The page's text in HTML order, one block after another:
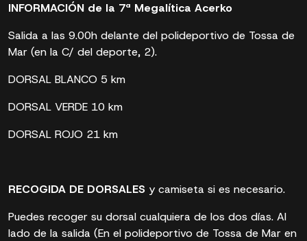
INFORMACIÓN de la 7ª Megalítica Acerko
Salida a las 9.00h delante del polideportivo de Tossa de
Mar (en la C/ del deporte, 2).
DORSAL BLANCO 5 km
DORSAL VERDE 10 km
DORSAL ROJO 21 km
RECOGIDA DE DORSALES y camiseta si es necesario.
Puedes recoger su dorsal cualquiera de los dos días. Al
lado de la salida (En el polideportivo de Tossa de Mar en